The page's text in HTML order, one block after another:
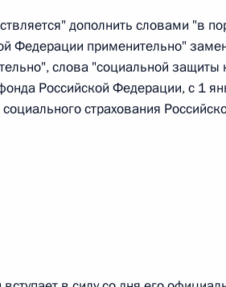
Федерации об административных
г. № 266-ФЗ
Российской Федерации об
дополнить словами "в
Федерации применительно"
слова "социальной защиты
Российской Федерации, с 1
страхования